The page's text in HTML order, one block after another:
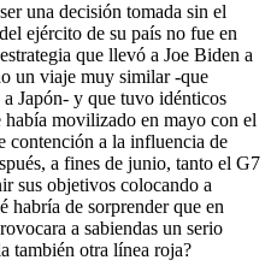
una decisión tomada sin el
ejército de su país no fue en
que llevó a Joe Biden a
un viaje muy similar -que
Japón- y que tuvo idénticos
movilizado en mayo con el
contención a la influencia de
a fines de junio, tanto el G7
sus objetivos colocando a
habría de sorprender que en
a sabiendas un serio
también otra línea roja?